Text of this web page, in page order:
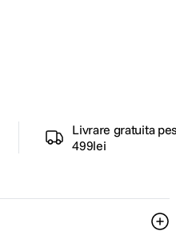
Livrare gratuita
499lei